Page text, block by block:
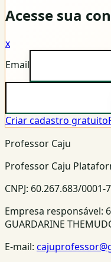
Acesse sua
x
Email
Criar cadastro gratuito
Professor Caju
Professor Caju
CNPJ: 60.267.683/0001-
Empresa responsável:
GUARDARINE
E-mail: